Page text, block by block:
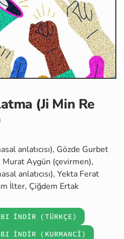
(Ji Min Re
anlatıcısı), Gözde Gurbet
Aygün (çevirmen),
anlatıcısı), Yekta Ferat
İlter, Çiğdem Ertak
İNDİR (TÜRKÇE)
İNDİR (KURMANCÎ)